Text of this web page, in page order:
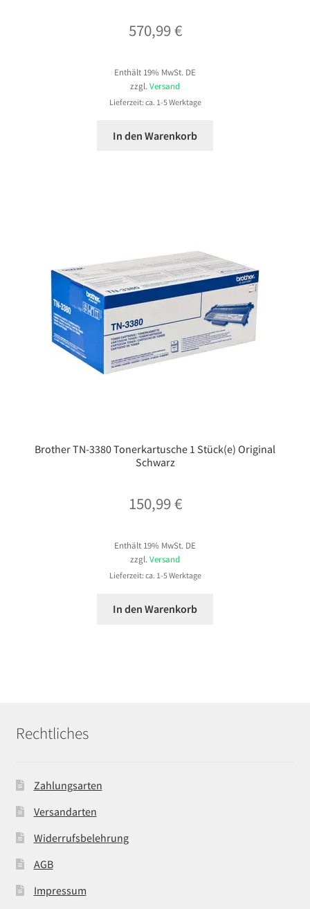
570,99€
Enthält 19% MwSt. DE
zzgl. Versand
Lieferzeit: ca. 1-5 Werktage
In den Warenkorb
Brother TN-3380 Tonerkartusche 1 Stück(e) Original
Schwarz
150,99€
Enthält 19% MwSt. DE
zzgl. Versand
Lieferzeit: ca. 1-5 Werktage
In den Warenkorb
Rechtliches
Zahlungsarten
Versandarten
Widerrufsbelehrung
AGB
Impressum